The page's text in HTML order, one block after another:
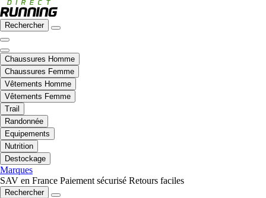
Rechercher
Chaussures Homme
Chaussures Femme
Vêtements Homme
Vêtements Femme
Trail
Randonnée
Equipements
Nutrition
Destockage
Marques
SAV en France Paiement sécurisé Retours faciles
Rechercher